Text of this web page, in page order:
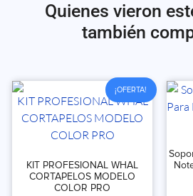
Quienes vieron
también
¡OFERTA!
KIT PROFESIONAL WHAL
CORTAPELOS MODELO
COLOR PRO